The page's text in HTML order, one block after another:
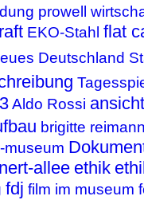
prowell
EKO-Stahl flat
Deutschland
Aldo Rossi
brigitte
museum
allee ethik
fdj film im museum